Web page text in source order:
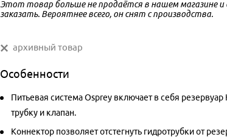
Этот товар больше не продаётся в нашем магазине и
заказать. Вероятнее всего, он снят с производства.
архивный товар
Особенности
Питьевая система Osprey включает в себя резервуар
трубку и клапан.
Коннектор позволяет отстегнуть гидротрубки от